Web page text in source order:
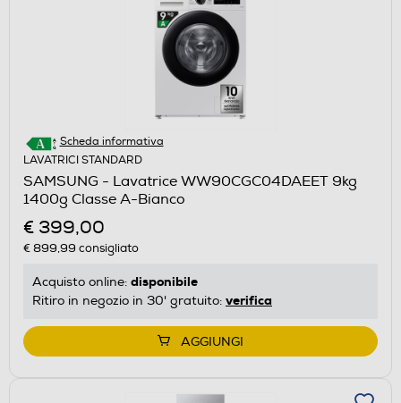
Scheda informativa
LAVATRICI STANDARD
SAMSUNG - Lavatrice WW90CGC04DAEET 9kg
1400g Classe A-Bianco
€ 399,00
€ 899,99 consigliato
Acquisto online: disponibile
Ritiro in negozio in 30' gratuito: verifica
AGGIUNGI